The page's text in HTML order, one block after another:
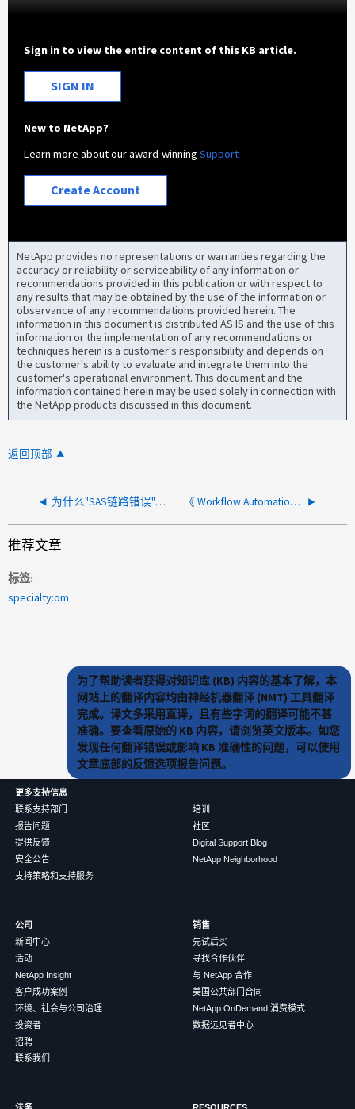
Sign in to view the entire content of this KB article.
SIGN IN
New to NetApp?
Learn more about our award-winningSupport
Create Account
NetApp provides no representations or warranties regarding the
accuracy or reliability or serviceability of any information or
recommendations provided in this publication or with respect to
any results that may be obtained by the use of the information or
observance of any recommendations provided herein. The
information in this document is distributed AS IS and the use of this
information or the implementation of any recommendations or
techniques herein is a customer's responsibility and depends on
the customer's ability to evaluate and integrate them into the
customer's operational environment. This document and the
information contained herein may be used solely in connection with
the NetApp products discussed in this document.
返回顶部
为什么"SAS链路错误"不会触发DFM警报 《 Workflow Automation 应用程序身份验证解决指南》
推荐文章
标签
specialty:om
为了帮助读者获得对知识库 (KB) 内容的基本了解，本
网站上的翻译内容均由神经机器翻译 (NMT) 工具翻译
完成。译文多采用直译，且有些字词的翻译可能不甚
准确。要查看原始的 KB 内容，请浏览英文版本。如您
发现任何翻译错误或影响 KB 准确性的问题，可以使用
文章底部的反馈选项报告问题。
更多支持信息
联系支持部门
报告问题
提供反馈
安全公告
支持策略和支持服务
培训
社区
Digital Support Blog
NetApp Neighborhood
公司
新闻中心
活动
NetApp Insight
客户成功案例
环境、社会与公司治理
投资者
招聘
联系我们
销售
先试后买
寻找合作伙伴
与 NetApp 合作
美国公共部门合同
NetApp OnDemand 消费模式
数据远见者中心